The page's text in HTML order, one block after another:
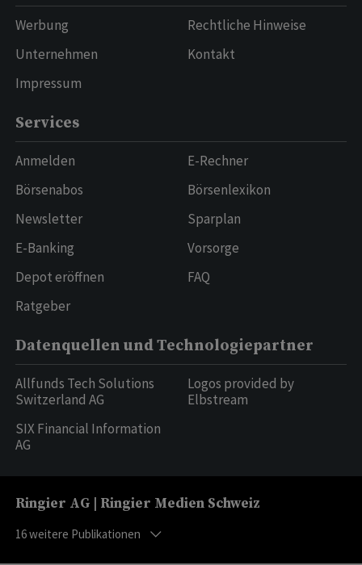
Werbung
Unternehmen
Impressum
Rechtliche Hinweise
Kontakt
Services
Anmelden
Börsenabos
Newsletter
E-Banking
Depot eröffnen
Ratgeber
E-Rechner
Börsenlexikon
Sparplan
Vorsorge
FAQ
Datenquellen und Technologiepartner
Allfunds Tech Solutions
Switzerland AG
SIX Financial Information
AG
Logos provided by
Elbstream
Ringier AG | Ringier Medien Schweiz
16weitere Publikationen